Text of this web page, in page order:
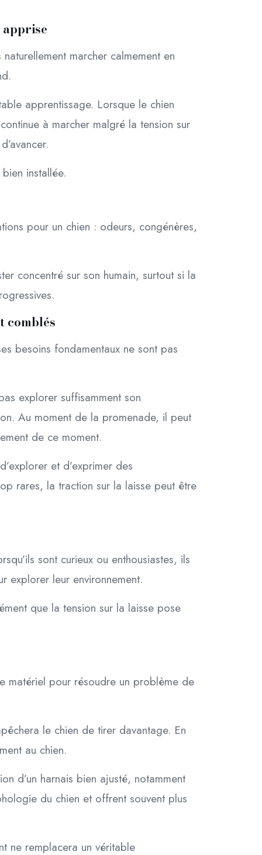
apprise
marcher calmement en
apprentissage. Lorsque le chien
à marcher malgré la tension sur
installée.
pour un chien : odeurs, congénères,
concentré sur son humain, surtout si la
comblés
besoins fondamentaux ne sont pas
explorer suffisamment son
Au moment de la promenade, il peut
de ce moment.
et d’exprimer des
rares, la traction sur la laisse peut être
sont curieux ou enthousiastes, ils
explorer leur environnement.
que la tension sur la laisse pose
matériel pour résoudre un problème de
le chien de tirer davantage. En
au chien.
d’un harnais bien ajusté, notamment
du chien et offrent souvent plus
ne remplacera un véritable